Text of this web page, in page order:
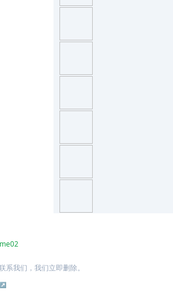
我们，我们立即删除。